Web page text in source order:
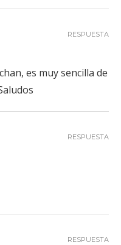
es muy sencilla de
RESPUESTA
RESPUESTA
RESPUESTA